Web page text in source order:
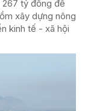
267 tỷ đồng để
xây dựng nông
kinh tế - xã hội